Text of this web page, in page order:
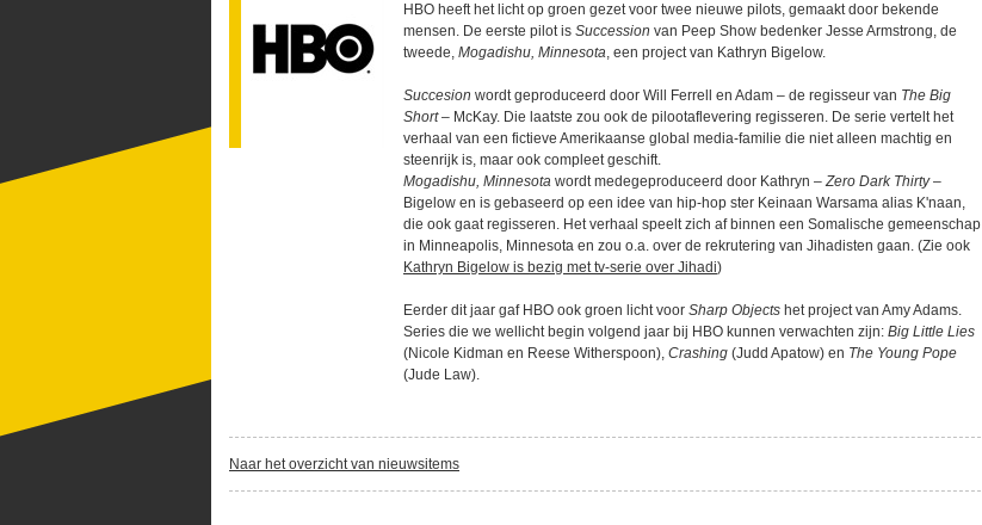
HBO heeft het licht op groen gezet voor twee nieuwe pilots, gemaakt door bekende
mensen. De eerste pilot is Succession van Peep Show bedenker Jesse Armstrong, de
tweede, Mogadishu, Minnesota, een project van Kathryn Bigelow.
Succesion wordt geproduceerd door Will Ferrell en Adam – de regisseur van The Big
Short– McKay. Die laatste zou ook de pilootaflevering regisseren. De serie vertelt het
verhaal van een fictieve Amerikaanse global media-familie die niet alleen machtig en
steenrijk is, maar ook compleet geschift.
Mogadishu, Minnesota wordt medegeproduceerd door Kathryn –Zero Dark Thirty–
Bigelow en is gebaseerd op een idee van hip-hop ster Keinaan Warsama alias K'naan,
die ook gaat regisseren. Het verhaal speelt zich af binnen een Somalische gemeenschap
in Minneapolis, Minnesota en zou o.a. over de rekrutering van Jihadisten gaan. (Zie ook
Kathryn Bigelow is bezig met tv-serie over Jihadi)
Eerder dit jaar gaf HBO ook groen licht voor Sharp Objects het project van Amy Adams.
Series die we wellicht begin volgend jaar bij HBO kunnen verwachten zijn: Big Little Lies
(Nicole Kidman en Reese Witherspoon), Crashing (Judd Apatow) en The Young Pope
(Jude Law).
Naar het overzicht van nieuwsitems